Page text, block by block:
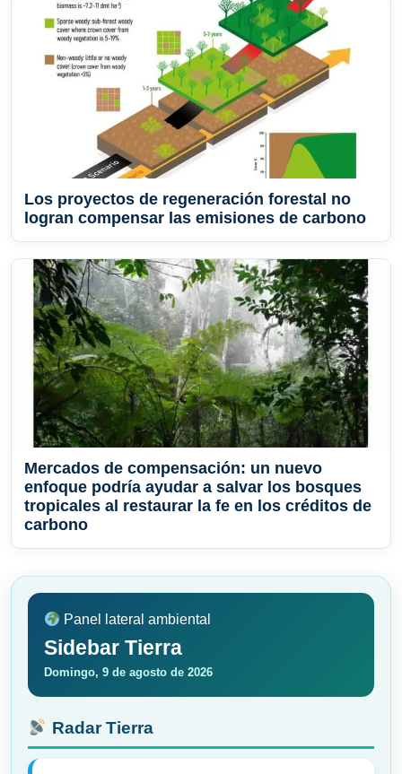
Los proyectos de regeneración forestal no
logran compensar las emisiones de carbono
Mercados de compensación: un nuevo
enfoque podría ayudar a salvar los bosques
tropicales al restaurar la fe en los créditos de
carbono
Panel lateral ambiental
Sidebar Tierra
Domingo, 9 de agosto de 2026
Radar Tierra